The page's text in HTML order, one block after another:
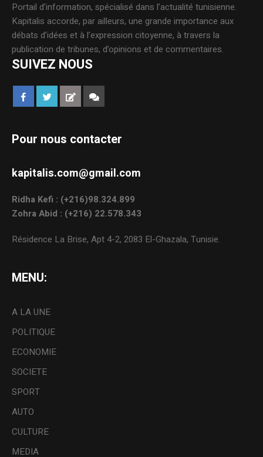
Portail d’information, spécialisé dans l’actualité tunisienne.
Kapitalis accorde, par ailleurs, une grande importance aux
débats d’idées et à l’expression citoyenne, à travers la
publication de tribunes, d’opinions et de commentaires.
SUIVEZ NOUS
Pour nous contacter
kapitalis.com@gmail.com
Ridha Kefi : (+216)98.324.899
Zohra Abid : (+216) 22.578.343
Résidence La Brise, Apt 4-2, 2083 El-Ghazala, Tunisie.
MENU:
A LA UNE
POLITIQUE
ECONOMIE
SOCIETE
SPORT
AUTO
CULTURE
MEDIA